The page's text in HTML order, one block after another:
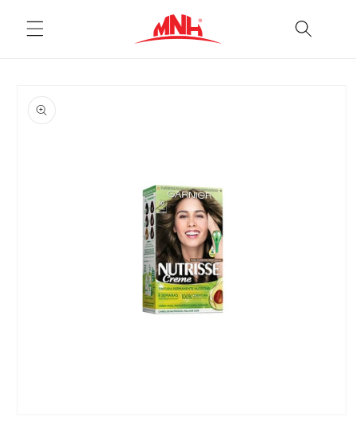
para o
conteúdo
informações
do produto